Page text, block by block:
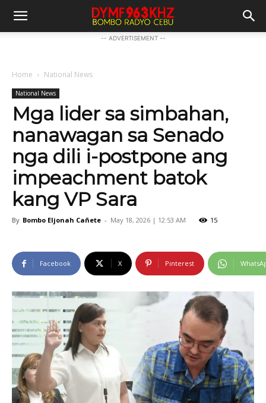
-- ADVERTISEMENT --
Home National News
National News
Mga lider sa simbahan,
nanawagan sa Senado
nga dili i-postpone ang
impeachment batok
kang VP Sara
By Bombo Eljonah Cañete - May 18, 2026 | 12:53 AM 15
Facebook X Pinterest